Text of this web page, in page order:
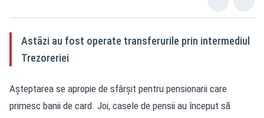
Astăzi au fost operate transferurile prin intermediul
Trezoreriei
Așteptarea se apropie de sfârșit pentru pensionarii care
primesc banii de card. Joi, casele de pensii au început să